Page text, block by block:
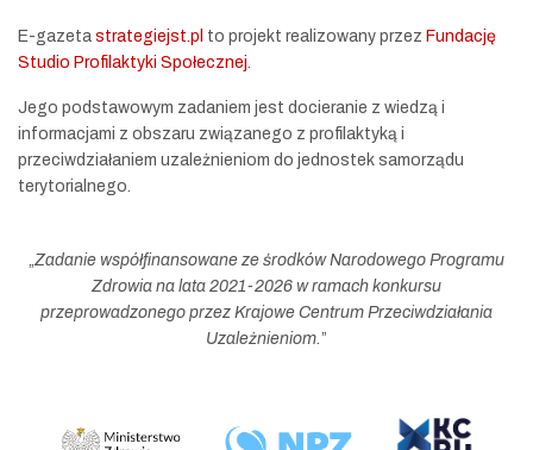
E-gazeta strategiejst.pl to projekt realizowany przez Fundację
Studio Profilaktyki Społecznej.
Jego podstawowym zadaniem jest docieranie z wiedzą i
informacjami z obszaru związanego z profilaktyką i
przeciwdziałaniem uzależnieniom do jednostek samorządu
terytorialnego.
„Zadanie współfinansowane ze środków Narodowego Programu
Zdrowia na lata 2021-2026 w ramach konkursu
przeprowadzonego przez Krajowe Centrum Przeciwdziałania
Uzależnieniom.”